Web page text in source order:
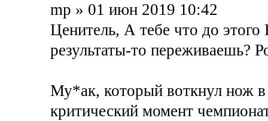
mp » 01 июн 2019 10:42
Ценитель, А тебе что до этого
результаты-то переживаешь?
Му*ак, который воткнул нож
критический момент